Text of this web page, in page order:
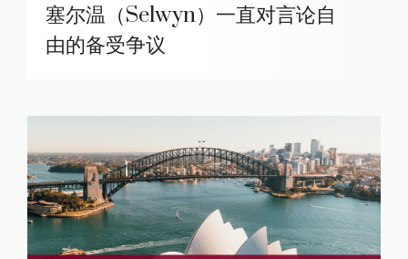
塞尔温（Selwyn）一直对言论自
由的备受争议